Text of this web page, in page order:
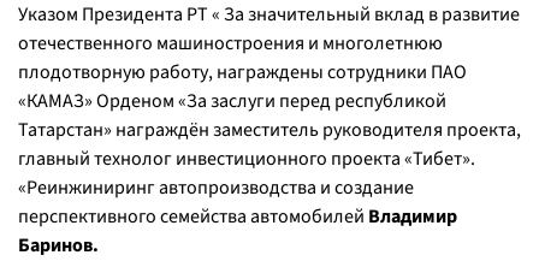
Указом Президента РТ « За значительный вклад в развитие
отечественного машиностроения и многолетнюю
плодотворную работу, награждены сотрудники ПАО
«КАМАЗ» Орденом «За заслуги перед республикой
Татарстан» награждён заместитель руководителя проекта,
главный технолог инвестиционного проекта «Тибет».
«Реинжиниринг автопроизводства и создание
перспективного семейства автомобилей Владимир
Баринов.